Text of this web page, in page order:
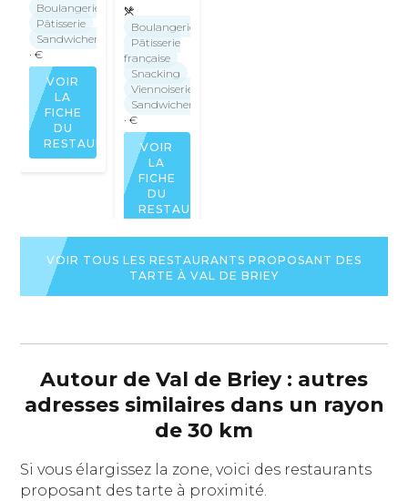
Boulangerie
Pâtisserie
Sandwicherie
· €
VOIR
LA
FICHE
DU
RESTAURANT
Boulangerie
Pâtisserie
française
Snacking
Viennoiseries
Sandwicherie
· €
VOIR
LA
FICHE
DU
RESTAURANT
VOIR TOUS LES RESTAURANTS PROPOSANT DES
TARTE À VAL DE BRIEY
Autour de Val de Briey : autres
adresses similaires dans un rayon
de 30 km
Si vous élargissez la zone, voici des restaurants
proposant des tarte à proximité.